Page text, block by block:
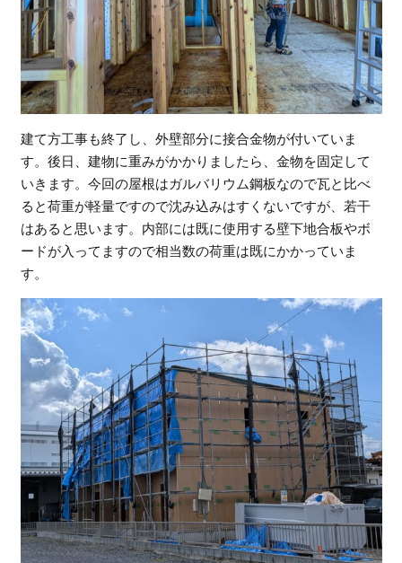
建て方工事も終了し、外壁部分に接合金物が付いていま
す。後日、建物に重みがかかりましたら、金物を固定して
いきます。今回の屋根はガルバリウム鋼板なので瓦と比べ
ると荷重が軽量ですので沈み込みはすくないですが、若干
はあると思います。内部には既に使用する壁下地合板やボ
ードが入ってますので相当数の荷重は既にかかっていま
す。